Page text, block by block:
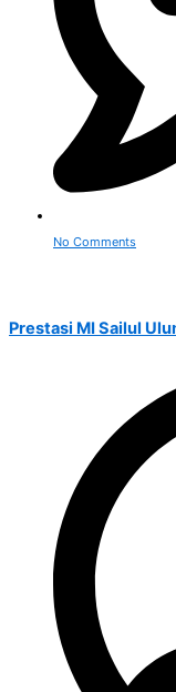
No Comments
Prestasi MI Sailul